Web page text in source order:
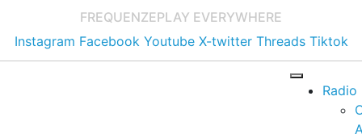
FREQUENZEPLAY EVERYWHERE
Instagram Facebook Youtube X-twitter Threads Tiktok
Radio